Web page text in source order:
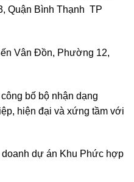
Quận Bình Thạnh TP
Vân Đồn, Phường 12,
bố bộ nhận dạng
hiện đại và xứng tầm với
dự án Khu Phức hợp